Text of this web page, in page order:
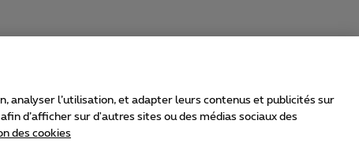
analyser l’utilisation, et adapter leurs contenus et publicités sur
d’afficher sur d'autres sites ou des médias sociaux des
des cookies